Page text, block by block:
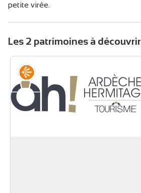
petite virée.
Les 2 patrimoines à découvrir